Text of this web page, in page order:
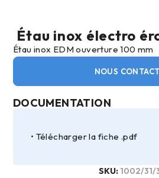
Étau inox électro
Étau inox EDM ouverture 100 mm
NOUS
DOCUMENTATION
Télécharger la fiche .pdf
SKU: 1002/31/